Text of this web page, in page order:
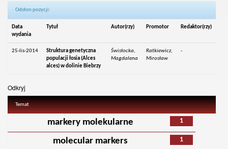
Odsłon pozycji:
Data
wydania
Tytuł Autor(rzy) Promotor Redaktor(rzy)
25-lis-2014
Struktura genetyczna
populacji łosia (Alces
alces) w dolinie Biebrzy
Świsłocka,
Magdalena
Ratkiewicz,
Mirosław
-
Odkryj
Temat
1
markery molekularne
1
molecular markers